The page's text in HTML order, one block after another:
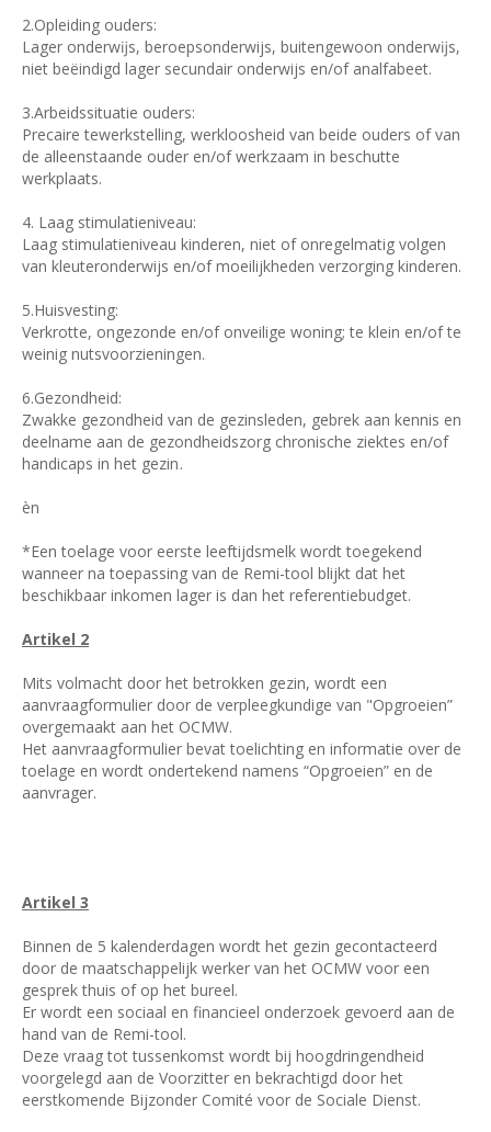
2.Opleiding ouders:
Lager onderwĳs, beroepsonderwijs, buitengewoon onderwĳs,
niet beëindigd lager secundair onderwijs en/of analfabeet.
3.Arbeidssituatie ouders:
Precaire tewerkstelling, werkloosheid van beide ouders of van
de alleenstaande ouder en/of werkzaam in beschutte
werkplaats.
4. Laag stimulatieniveau:
Laag stimulatieniveau kinderen, niet of onregelmatig volgen
van kleuteronderwijs en/of moeilijkheden verzorging kinderen.
5.Huisvesting:
Verkrotte, ongezonde en/of onveilige woning; te klein en/of te
weinig nutsvoorzieningen.
6.Gezondheid:
Zwakke gezondheid van de gezinsleden, gebrek aan kennis en
deelname aan de gezondheidszorg chronische ziektes en/of
handicaps in het gezin.
èn
*Een toelage voor eerste leeftijdsmelk wordt toegekend
wanneer na toepassing van de Remi-tool blijkt dat het
beschikbaar inkomen lager is dan het referentiebudget.
Artikel 2
Mits volmacht door het betrokken gezin, wordt een
aanvraagformulier door de verpleegkundige van "Opgroeien”
overgemaakt aan het OCMW.
Het aanvraagformulier bevat toelichting en informatie over de
toelage en wordt ondertekend namens “Opgroeien” en de
aanvrager.
Artikel 3
Binnen de 5 kalenderdagen wordt het gezin gecontacteerd
door de maatschappelijk werker van het OCMW voor een
gesprek thuis of op het bureel.
Er wordt een sociaal en financieel onderzoek gevoerd aan de
hand van de Remi-tool.
Deze vraag tot tussenkomst wordt bij hoogdringendheid
voorgelegd aan de Voorzitter en bekrachtigd door het
eerstkomende Bijzonder Comité voor de Sociale Dienst.